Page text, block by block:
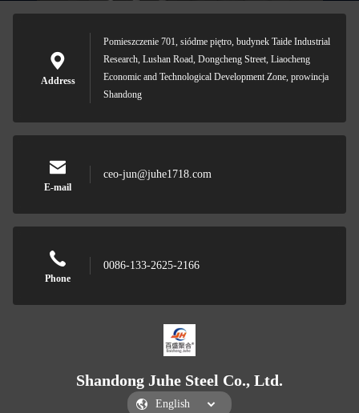
Address
Pomieszczenie 701, siódme piętro, budynek Taide Industrial
Research, Lushan Road, Dongcheng Street, Liaocheng
Economic and Technological Development Zone, prowincja
Shandong
E-mail
ceo-jun@juhe1718.com
Phone
0086-133-2625-2166
Shandong Juhe Steel Co., Ltd.